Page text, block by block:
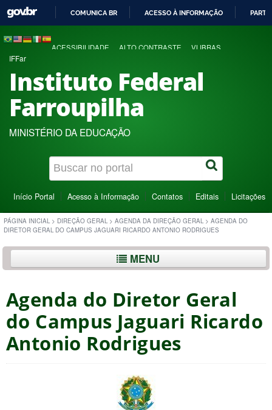
COMUNICA BR ACESSO À INFORMAÇÃO
ACESSIBILIDADE ALTO CONTRASTE VLIBRAS
IFFar
Instituto Federal
Farroupilha
MINISTÉRIO DA EDUCAÇÃO
Início Portal Acesso à Informação Contatos Editais Licitações
PÁGINA INICIAL > DIREÇÃO GERAL > AGENDA DA DIREÇÃO GERAL > AGENDA DO
DIRETOR GERAL DO CAMPUS JAGUARI RICARDO ANTONIO RODRIGUES
MENU
Agenda do Diretor Geral
do Campus Jaguari Ricardo
Antonio Rodrigues